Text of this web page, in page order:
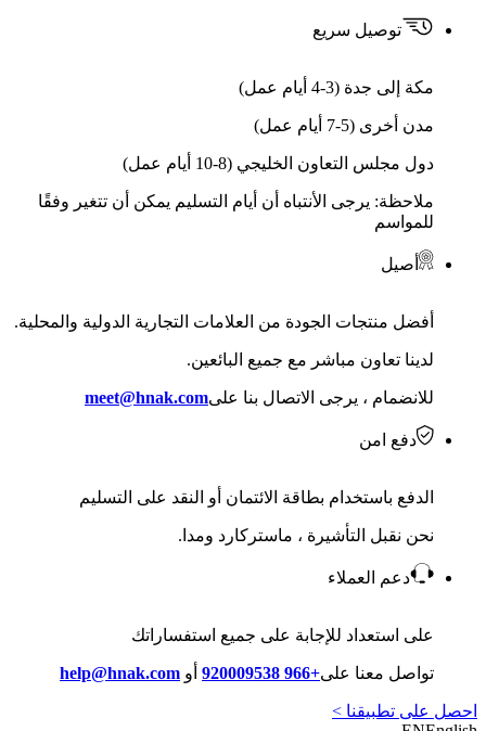
توصيل سريع
مكة إلى جدة (3-4 أيام عمل)
مدن أخرى (5-7 أيام عمل)
دول مجلس التعاون الخليجي (8-10 أيام عمل)
ملاحظة: يرجى الأنتباه أن أيام التسليم يمكن أن تتغير وفقًا
للمواسم
أصيل
أفضل منتجات الجودة من العلامات التجارية الدولية والمحلية.
لدينا تعاون مباشر مع جميع البائعين.
للانضمام ، يرجى الاتصال بنا علىmeet@hnak.com
دفع امن
الدفع باستخدام بطاقة الائتمان أو النقد على التسليم
نحن نقبل التأشيرة ، ماستركارد ومدا.
دعم العملاء
على استعداد للإجابة على جميع استفساراتك
تواصل معنا على+966 920009538 أو help@hnak.com
احصل على تطبيقنا >